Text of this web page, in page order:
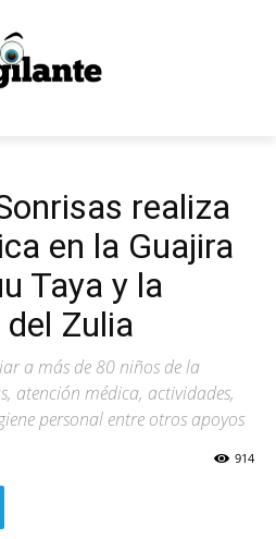
realiza
en la Guajira
Taya y la
Zulia
a más de 80 niños de la
atención médica, actividades,
personal entre otros apoyos
914